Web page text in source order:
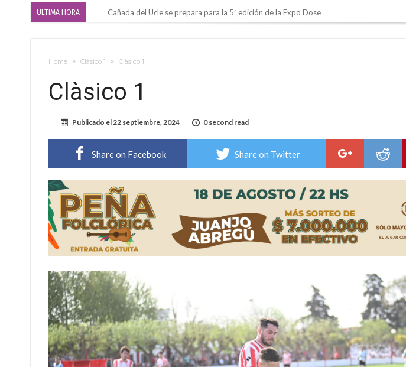
ULTIMA HORA Cañada del Ucle se prepara para la 5ª edición de la Expo Dose
Chovet realizó el primer taller de coaching para emprendedores
Sueño albiceleste: la arquera firmatense Jazmín David fue citada a la Selección Argentina
Clima: comienza un trimestre cálido y con precipitaciones para el sur santafesino
Home Clàsico 1 Clàsico 1
Clàsico 1
Publicado el22 septiembre, 2024 0 second read
Share on Facebook Share on Twitter